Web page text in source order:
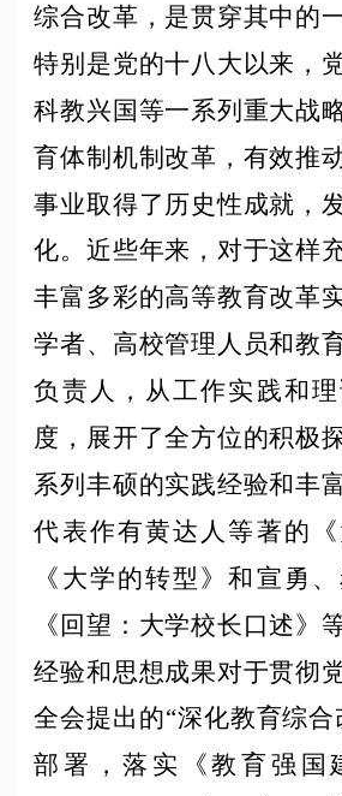
综合改革，是贯穿其中的
特别是党的十八大以来，
科教兴国等一系列重大战
育体制机制改革，有效推
事业取得了历史性成就，
化。近些年来，对于这样
丰富多彩的高等教育改革
学者、高校管理人员和教
负责人，从工作实践和
度，展开了全方位的积极
系列丰硕的实践经验和丰
代表作有黄达人等著的《
《大学的转型》和宣勇
《回望：大学校长口述》
经验和思想成果对于贯彻
全会提出的“深化教育综
部署，落实《教育强国